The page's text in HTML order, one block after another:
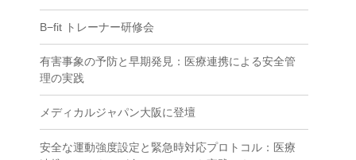
B−fit トレーナー研修会
有害事象の予防と早期発見：医療連携による安全管
理の実践
メディカルジャパン大阪に登壇
安全な運動強度設定と緊急時対応プロトコル：医療